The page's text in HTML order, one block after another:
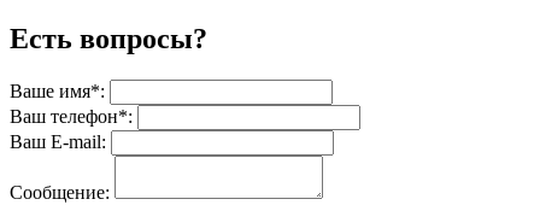
Есть вопросы?
Ваше имя*:
Ваш телефон*:
Ваш E-mail:
Сообщение: